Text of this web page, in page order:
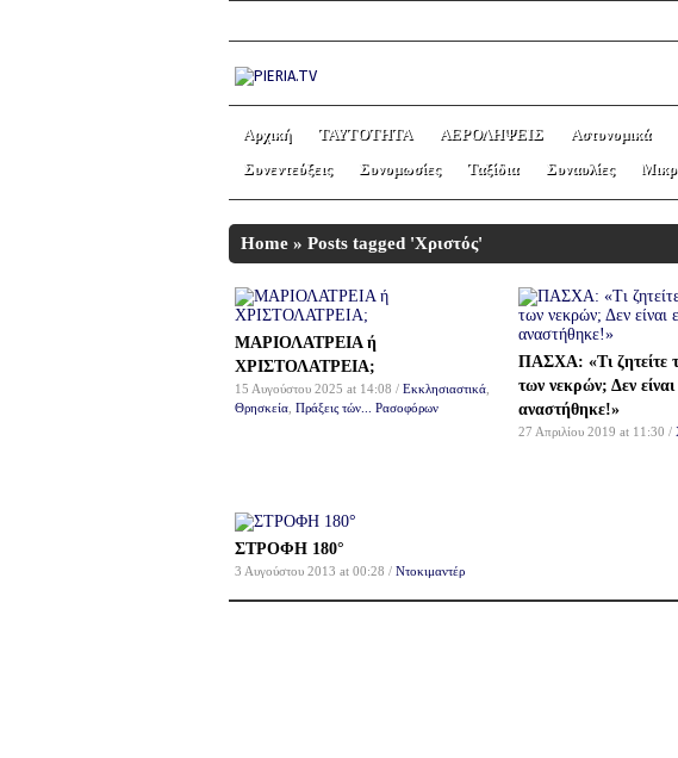
Αρχική ΤΑΥΤΟΤΗΤΑ ΑΕΡΟΛΗΨΕΙΣ Αστυνομικά
Συνεντεύξεις
Συνομωσίες Ταξίδια Συναυλίες
Home » Posts tagged 'Χριστός'
ΜΑΡΙΟΛΑΤΡΕΙΑ ή
ΧΡΙΣΤΟΛΑΤΡΕΙΑ;
15 Αυγούστου 2025 at 14:08 / Εκκλησιαστικά
Θρησκεία Πράξεις τών... Ρασοφόρων
ΠΑΣΧΑ: «Τι ζητείτε
των νεκρών; Δεν
αναστήθηκε!»
27 Απριλίου 2019 at 11:30 /
ΣΤΡΟΦΗ 180°
3 Αυγούστου 2013 at 00:28 / Ντοκιμαντέρ